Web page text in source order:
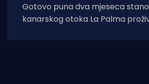
Gotovo puna dva mjeseca
kanarskog otoka La Palma